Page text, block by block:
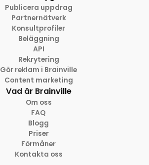
Publicera uppdrag
Partnernätverk
Konsultprofiler
Beläggning
API
Rekrytering
Gör reklam i Brainville
Content marketing
Vad är Brainville
Om oss
FAQ
Blogg
Priser
Förmåner
Kontakta oss